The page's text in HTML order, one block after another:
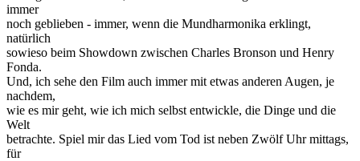
immer
noch geblieben - immer, wenn die Mundharmonika erklingt,
natürlich
sowieso beim Showdown zwischen Charles Bronson und Henry
Fonda.
Und, ich sehe den Film auch immer mit etwas anderen Augen, je
nachdem,
wie es mir geht, wie ich mich selbst entwickle, die Dinge und die
Welt
betrachte. Spiel mir das Lied vom Tod ist neben Zwölf Uhr mittags,
für